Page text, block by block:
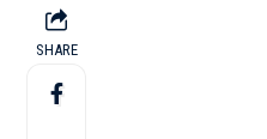
SHARE